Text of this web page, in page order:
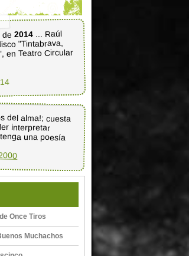
de2014 ... Raúl
"Tintabrava,
en Teatro Circular
del alma!; cuesta
interpretar
una poesía
Once Tiros
Muchachos